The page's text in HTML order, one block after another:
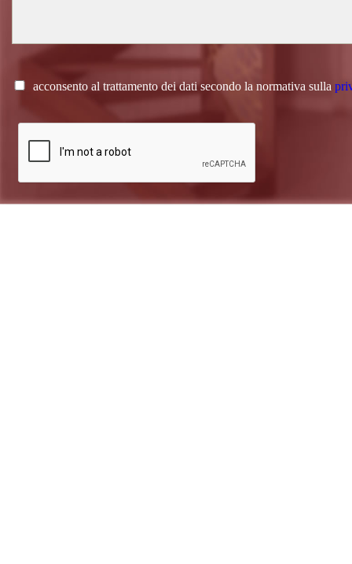
acconsento al trattamento dei dati secondo la normativa sulla